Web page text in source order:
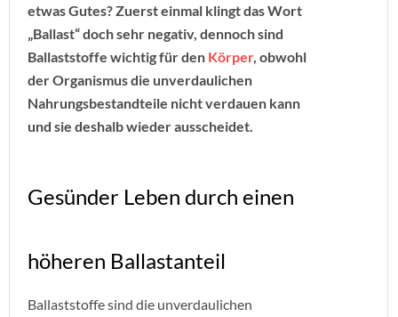
etwas Gutes? Zuerst einmal klingt das Wort
„Ballast“ doch sehr negativ, dennoch sind
Ballaststoffe wichtig für den Körper, obwohl
der Organismus die unverdaulichen
Nahrungsbestandteile nicht verdauen kann
und sie deshalb wieder ausscheidet.
Gesünder Leben durch einen
höheren Ballastanteil
Ballaststoffe sind die unverdaulichen